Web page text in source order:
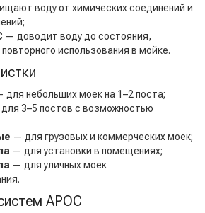
воду от химических соединений и
— доводит воду до состояния,
использования в мойке.
для небольших моек на 1–2 поста;
3–5 постов с возможностью
— для грузовых и коммерческих моек;
— для установки в помещениях;
— для уличных моек
АРОС